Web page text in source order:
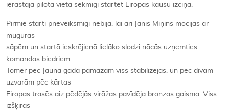
ierastajā pilota vietā sekmīgi startēt Eiropas kausu izcīņā.
Pirmie starti pneveiksmīgi nebija, lai arī Jānis Miņins mocījās ar
muguras
sāpēm un startā ieskrējienā lielāko slodzi nācās uzņemties
komandas biedriem.
Tomēr pēc Jaunā gada pamazām viss stabilizējās, un pēc divām
uzvarām pēc kārtas
Eiropas trasēs aiz pēdējās virāžas pavīdēja bronzas gaisma. Viss
izšķīrās